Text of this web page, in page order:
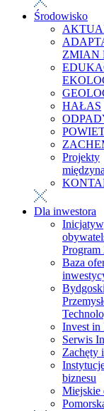
Środowisko
ZMIAN
HAŁAS
Projekty
Dla inwestora
Program
Baza
Invest in
Serwis
Zachęty
biznesu
Miejskie